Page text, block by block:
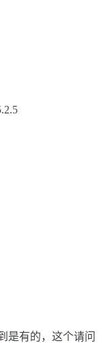
是有的，这个请问